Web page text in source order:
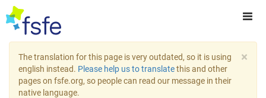
×
The translation for this page is very outdated, so it is using
english instead. Please help us to translatethis and other
pages on fsfe.org, so people can read our message in their
native language.